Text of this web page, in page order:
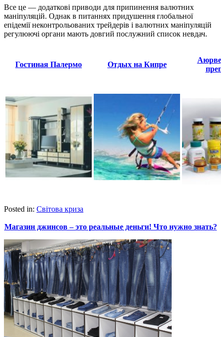
Все це — додаткові приводи для припинення валютних
маніпуляцій. Однак в питаннях придушення глобальної
епідемії неконтрольованих трейдерів і валютних маніпуляцій
регулюючі органи мають довгий послужний список невдач.
Гостиная Палермо Отдых на Кипре
Posted in: Світова криза
Магазин джинсов – это реальные деньги! Что нужно знать?